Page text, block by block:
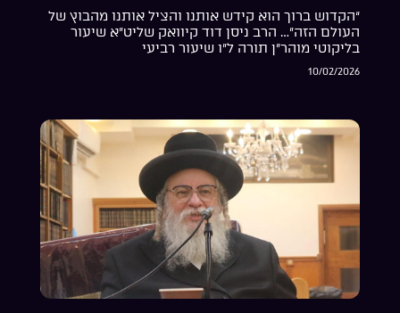
“הקדוש ברוך הוא קידש אותנו והציל אותנו מהבוץ של
העולם הזה”… הרב ניסן דוד קיוואק שליט”א שיעור
בליקוטי מוהר”ן תורה ל”ו שיעור רביעי
10/02/2026